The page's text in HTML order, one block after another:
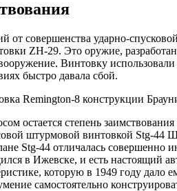
от совершенства ударно-
ZH-29. Это оружие,
Винтовку
быстро давала сбой.
Remington-8 конструкции
остается степень
штурмовой винтовкой Stg-44
Stg-44 отличалась совершенно
в Ижевске, и есть настоящий
которую в 1949 году дало
самостоятельно